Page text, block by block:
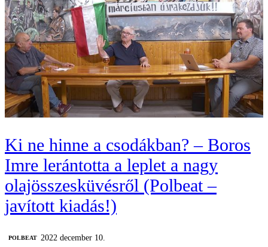
Ki ne hinne a csodákban? – Boros
Imre lerántotta a leplet a nagy
olajösszesküvésről (Polbeat –
javított kiadás!)
‎POLBEAT
2022 december 10.